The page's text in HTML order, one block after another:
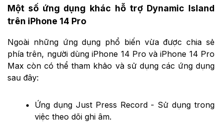
Một số ứng dụng khác hỗ trợ Dynamic Island
trên iPhone 14 Pro
Ngoài những ứng dụng phổ biến vừa được chia sẻ
phía trên, người dùng iPhone 14 Pro và iPhone 14 Pro
Max còn có thể tham khảo và sử dụng các ứng dụng
sau đây:
Ứng dụng Just Press Record - Sử dụng trong
việc theo dõi ghi âm.